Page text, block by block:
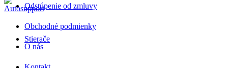
Odstúpenie od zmluvy
Obchodné podmienky
O nás
Stierače